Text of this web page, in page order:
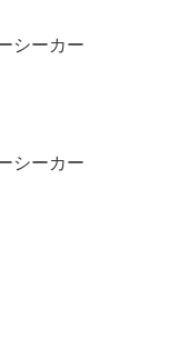
シーカー
シーカー